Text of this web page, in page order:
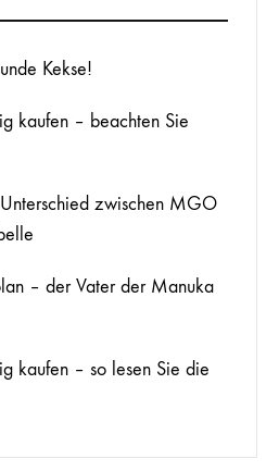
Kekse!
kaufen – beachten Sie
zwischen MGO
– der Vater der Manuka
kaufen – so lesen Sie die